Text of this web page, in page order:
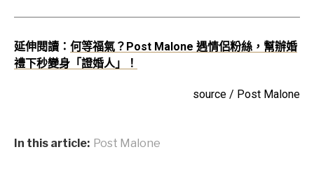
延伸閱讀： 何等福氣？Post Malone 遇情侶粉絲，幫辦婚
禮下秒變身「證婚人」！
source / Post Malone
In this article: Post Malone